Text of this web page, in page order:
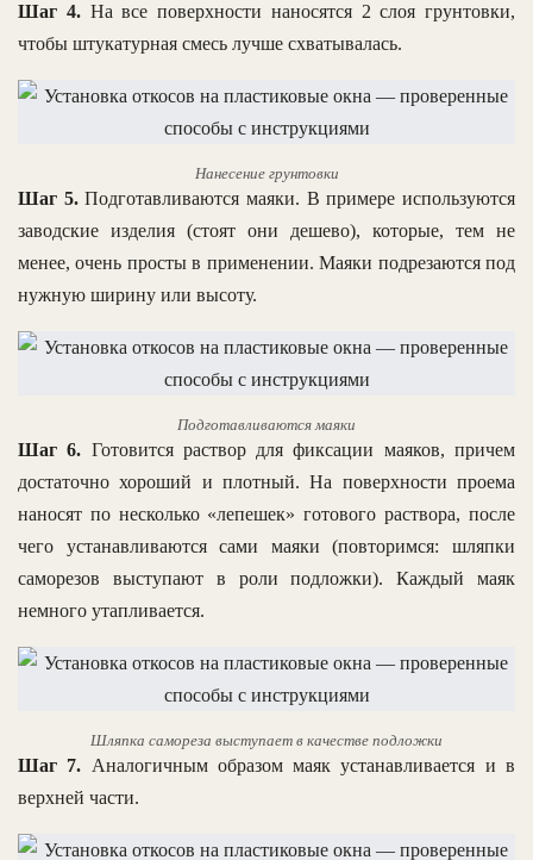
Шаг 4.На все поверхности наносятся 2 слоя грунтовки,
чтобы штукатурная смесь лучше схватывалась.
Нанесение грунтовки
Шаг 5.Подготавливаются маяки. В примере используются
заводские изделия (стоят они дешево), которые, тем не
менее, очень просты в применении. Маяки подрезаются под
нужную ширину или высоту.
Подготавливаются маяки
Шаг 6. Готовится раствор для фиксации маяков, причем
достаточно хороший и плотный. На поверхности проема
наносят по несколько «лепешек» готового раствора, после
чего устанавливаются сами маяки (повторимся: шляпки
саморезов выступают в роли подложки). Каждый маяк
немного утапливается.
Шляпка самореза выступает в качестве подложки
Шаг 7. Аналогичным образом маяк устанавливается и в
верхней части.